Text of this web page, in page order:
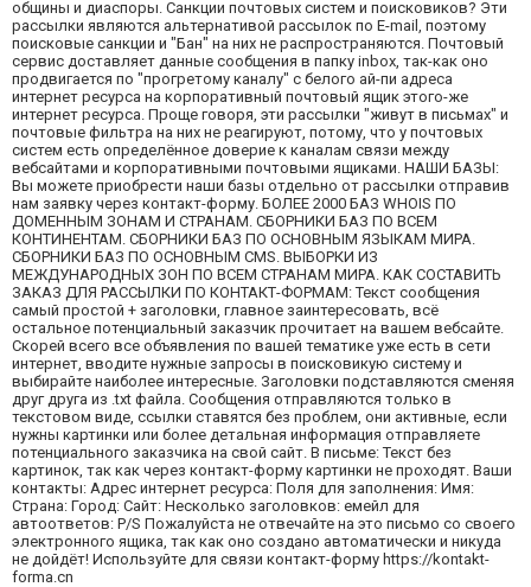
общины и диаспоры. Санкции почтовых систем и поисковиков? Эти
рассылки являются альтернативой рассылок по E-mail, поэтому
поисковые санкции и "Бан" на них не распространяются. Почтовый
сервис доставляет данные сообщения в папку inbox, так-как оно
продвигается по "прогретому каналу" с белого ай-пи адреса
интернет ресурса на корпоративный почтовый ящик этого-же
интернет ресурса. Проще говоря, эти рассылки "живут в письмах" и
почтовые фильтра на них не реагируют, потому, что у почтовых
систем есть определённое доверие к каналам связи между
вебсайтами и корпоративными почтовыми ящиками. НАШИ БАЗЫ:
Вы можете приобрести наши базы отдельно от рассылки отправив
нам заявку через контакт-форму. БОЛЕЕ 2000 БАЗ WHOIS ПО
ДОМЕННЫМ ЗОНАМ И СТРАНАМ. СБОРНИКИ БАЗ ПО ВСЕМ
КОНТИНЕНТАМ. СБОРНИКИ БАЗ ПО ОСНОВНЫМ ЯЗЫКАМ МИРА.
СБОРНИКИ БАЗ ПО ОСНОВНЫМ CMS. ВЫБОРКИ ИЗ
МЕЖДУНАРОДНЫХ ЗОН ПО ВСЕМ СТРАНАМ МИРА. КАК СОСТАВИТЬ
ЗАКАЗ ДЛЯ РАССЫЛКИ ПО КОНТАКТ-ФОРМАМ: Текст сообщения
самый простой + заголовки, главное заинтересовать, всё
остальное потенциальный заказчик прочитает на вашем вебсайте.
Скорей всего все объявления по вашей тематике уже есть в сети
интернет, вводите нужные запросы в поисковикую систему и
выбирайте наиболее интересные. Заголовки подставляются сменяя
друг друга из .txt файла. Сообщения отправляются только в
текстовом виде, ссылки ставятся без проблем, они активные, если
нужны картинки или более детальная информация отправляете
потенциального заказчика на свой сайт. В письме: Текст без
картинок, так как через контакт-форму картинки не проходят. Ваши
контакты: Адрес интернет ресурса: Поля для заполнения: Имя:
Страна: Город: Сайт: Несколько заголовков: емейл для
автоответов: P/S Пожалуйста не отвечайте на это письмо со своего
электронного ящика, так как оно создано автоматически и никуда
не дойдёт! Используйте для связи контакт-форму https://kontakt-
forma.cn